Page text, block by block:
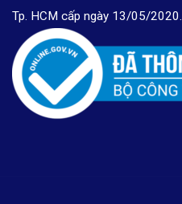
Tp. HCM cấp ngày 13/05/2020.